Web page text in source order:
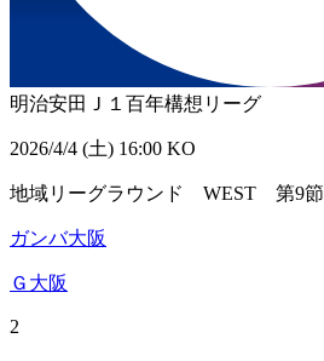
明治安田Ｊ１百年構想リーグ
2026/4/4 (土) 16:00 KO
地域リーグラウンド WEST 第9節
ガンバ大阪
Ｇ大阪
2